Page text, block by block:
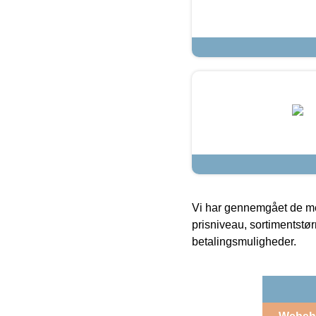
Vi har gennemgået de
prisniveau,
betalingsmuligheder.